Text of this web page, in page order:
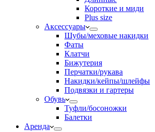
Короткие и миди
Plus size
Аксессуары
Шубы/меховые накидки
Фаты
Клатчи
Бижутерия
Перчатки/рукава
Накидки/кейпы/шлейфы
Подвязки и гартеры
Обувь
Туфли/босоножки
Балетки
Аренда